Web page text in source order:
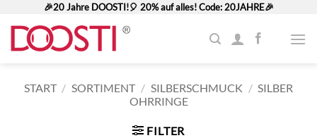
Inhalt
springen
🎉20 Jahre DOOSTI!🎈 20% auf alles! Code: 20JAHRE🎉
START / SORTIMENT / SILBERSCHMUCK / SILBER
OHRRINGE
FILTER